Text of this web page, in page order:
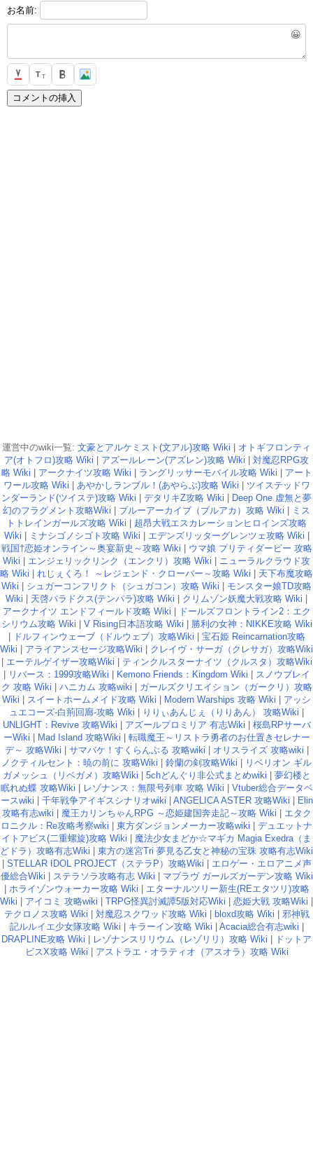
お名前:
😀
T T
運営中のwiki一覧: 文豪とアルケミスト(文アル)攻略 Wiki
オトギフロンティ
ア(オトフロ)攻略 Wiki
アズールレーン(アズレン)攻略 Wiki
対魔忍RPG攻
略 Wiki
アークナイツ攻略 Wiki ラングリッサーモバイル攻略 Wiki
アート
ワール攻略 Wiki
あやかしランブル！(あやらぶ)攻略 Wiki
ツイステッドワ
ンダーランド(ツイステ)攻略 Wiki
デタリキZ攻略 Wiki
Deep One 虚無と夢
幻のフラグメント攻略Wiki
ブルーアーカイブ（ブルアカ）攻略 Wiki
ミス
トトレインガールズ攻略 Wiki
超昂大戦エスカレーションヒロインズ攻略
Wiki
ミナシゴノシゴト攻略 Wiki エデンズリッターグレンツェ攻略 Wiki
戦国†恋姫オンライン～奥宴新史～攻略 Wiki
ウマ娘 プリティダービー 攻略
Wiki
エンジェリックリンク（エンクリ）攻略 Wiki
ニューラルクラウド攻
略 Wiki
れじぇくろ！ ～レジェンド・クローバー～攻略 Wiki
天下布魔攻略
Wiki
シュガーコンフリクト（シュガコン）攻略 Wiki
モンスター娘TD攻略
Wiki
天啓パラドクス(テンパラ)攻略 Wiki クリムゾン妖魔大戦攻略 Wiki
アークナイツ エンドフィールド攻略 Wiki
ドールズフロントライン2：エク
シリウム攻略 Wiki
V Rising日本語攻略 Wiki
勝利の女神：NIKKE攻略 Wiki
ドルフィンウェーブ（ドルウェブ）攻略Wiki
宝石姫 Reincarnation攻略
Wiki
アライアンスセージ攻略Wiki
クレイヴ・サーガ（クレサガ）攻略Wiki
エーテルゲイザー攻略Wiki
ティンクルスターナイツ（クルスタ）攻略Wiki
リバース：1999攻略Wiki Kemono Friends：Kingdom Wiki
スノウブレイ
ク 攻略 Wiki
ハニカム 攻略wiki
ガールズクリエイション（ガークリ）攻略
Wiki
スイートホームメイド攻略 Wiki Modern Warships 攻略 Wiki
アッシ
ュエコーズ-白荊回廊-攻略 Wiki
りりぃあんじぇ（りりあん） 攻略Wiki
UNLIGHT：Revive 攻略Wiki
アズールプロミリア 有志Wiki
桜島RPサーバ
ーWiki
Mad Island 攻略Wiki
転職魔王～リストラ勇者のお仕置きセレナー
デ～ 攻略Wiki
サマバケ！すくらんぶる 攻略wiki オリスライズ 攻略wiki
ノクティルセント：暁の前に 攻略Wiki
鈴蘭の剣攻略Wiki
リベリオン ギル
ガメッシュ（リベガメ）攻略Wiki
5chどんぐり非公式まとめwiki
夢幻楼と
眠れぬ蝶 攻略Wiki
レゾナンス：無限号列車 攻略 Wiki
Vtuber総合データベ
ースwiki
千年戦争アイギスシナリオwiki ANGELICA ASTER 攻略Wiki
Elin
攻略有志wiki
魔王カリンちゃんRPG ～恋姫建国奔走記～攻略 Wiki
エタク
ロニクル：Re攻略考察wiki
東方ダンジョンメーカー攻略wiki
デュエットナ
イトアビス(二重螺旋)攻略 Wiki
魔法少女まどか☆マギカ Magia Exedra（ま
どドラ）攻略有志Wiki
東方の迷宮Tri 夢見る乙女と神秘の宝珠 攻略有志Wiki
STELLAR IDOL PROJECT（ステラP）攻略Wiki
エロゲー・エロアニメ声
優総合Wiki
ステラソラ攻略有志 Wiki
マブラヴ ガールズガーデン攻略 Wiki
ホライゾンウォーカー攻略 Wiki
エターナルツリー新生(REエタツリ)攻略
Wiki
アイコミ 攻略wiki TRPG怪異討滅譚5版対応Wiki 恋姫大戦 攻略Wiki
テクロノス攻略 Wiki
対魔忍スクワッド攻略 Wiki bloxd攻略 Wiki
邪神戦
記ルルイエ少女隊攻略 Wiki
キラーイン攻略 Wiki Acacia総合有志wiki
DRAPLINE攻略 Wiki
レゾナンスリリウム（レゾリリ）攻略 Wiki
ドットア
ビスX攻略 Wiki
アストラエ・オラティオ（アスオラ）攻略 Wiki